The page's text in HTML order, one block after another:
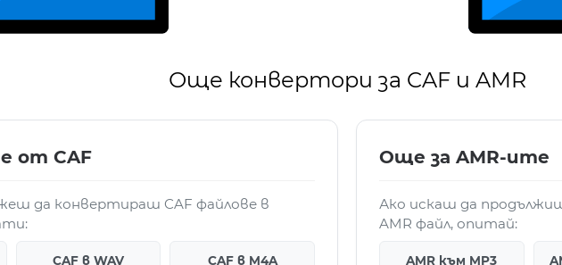
Още конвертори за CAF и AMR
от CAF
да конвертираш CAF файлове в
CAF в WAV CAF в M4A
Още за AMR-ите
Ако искаш да
AMR файл, опитай:
AMR към MP3